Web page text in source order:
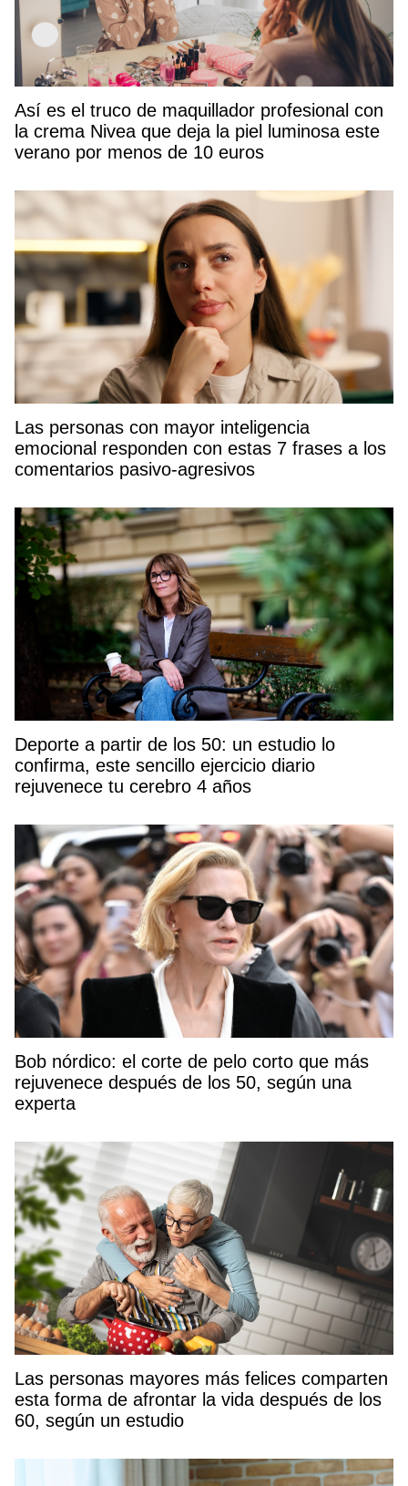
Así es el truco de maquillador profesional con
la crema Nivea que deja la piel luminosa este
verano por menos de 10 euros
Las personas con mayor inteligencia
emocional responden con estas 7 frases a los
comentarios pasivo-agresivos
Deporte a partir de los 50: un estudio lo
confirma, este sencillo ejercicio diario
rejuvenece tu cerebro 4 años
Bob nórdico: el corte de pelo corto que más
rejuvenece después de los 50, según una
experta
Las personas mayores más felices comparten
esta forma de afrontar la vida después de los
60, según un estudio